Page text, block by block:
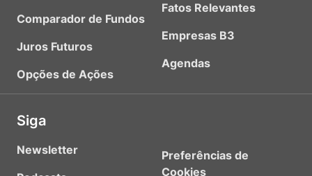
Comparador de Fundos
Juros Futuros
Opções de Ações
Fatos Relevantes
Empresas B3
Agendas
Siga
Newsletter
Preferências de
Cookies